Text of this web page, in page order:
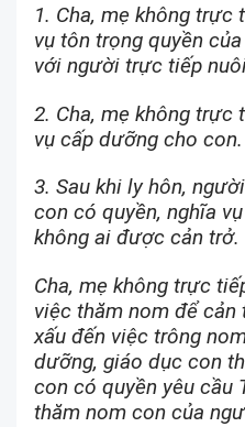
1. Cha, mẹ không
vụ tôn trọng quyền
với người trực tiếp
2. Cha, mẹ không trực
vụ cấp dưỡng cho con.
3. Sau khi ly hôn,
con có quyền, nghĩa
không ai được cản trở.
Cha, mẹ không trực
việc thăm nom để cản
xấu đến việc trông
dưỡng, giáo dục con
con có quyền yêu cầu
thăm nom con của